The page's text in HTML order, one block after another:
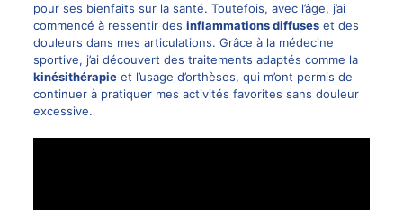
pour ses bienfaits sur la santé. Toutefois, avec l’âge, j’ai
commencé à ressentir des inflammations diffuseset des
douleurs dans mes articulations. Grâce à la médecine
sportive, j’ai découvert des traitements adaptés comme la
kinésithérapieet l’usage d’orthèses, qui m’ont permis de
continuer à pratiquer mes activités favorites sans douleur
excessive.